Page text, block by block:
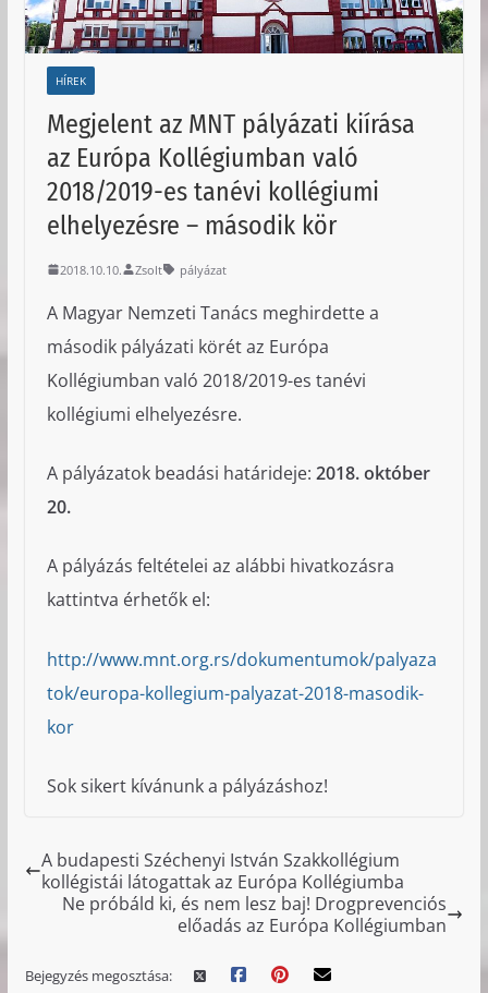
HÍREK
Megjelent az MNT pályázati kiírása
az Európa Kollégiumban való
2018/2019-es tanévi kollégiumi
elhelyezésre – második kör
2018.10.10. Zsolt pályázat
A Magyar Nemzeti Tanács meghirdette a
második pályázati körét az Európa
Kollégiumban való 2018/2019-es tanévi
kollégiumi elhelyezésre.
A pályázatok beadási határideje: 2018. október
20.
A pályázás feltételei az alábbi hivatkozásra
kattintva érhetők el:
http://www.mnt.org.rs/dokumentumok/palyaza
tok/europa-kollegium-palyazat-2018-masodik-
kor
Sok sikert kívánunk a pályázáshoz!
A budapesti Széchenyi István Szakkollégium
kollégistái látogattak az Európa Kollégiumba
Ne próbáld ki, és nem lesz baj! Drogprevenciós
előadás az Európa Kollégiumban
Bejegyzés megosztása: